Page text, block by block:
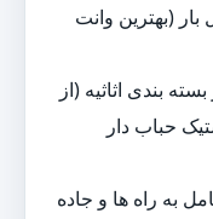
(بهترین وانت
بندی اثاثیه (از
حباب دار
به راه ها و جاده